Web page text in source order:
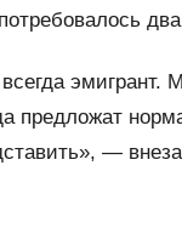
два
предложат
—